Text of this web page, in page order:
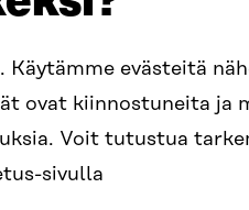
evästeitä
ovat kiinnostuneita ja
Voit tutustua
sivulla
+358 294 618 991
SÄHKÖPOSTI